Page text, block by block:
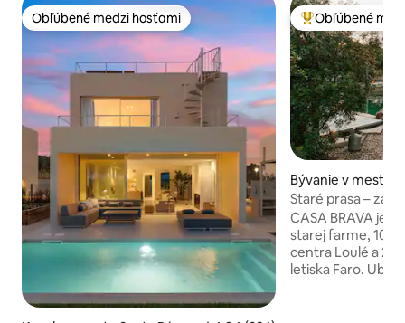
Obľúbené medzi hosťami
Obľúbené medzi hosťami Najobľúbenejšie
Obľúbené
Bývanie v meste
Staré prasa –
výhľad na bazén
CASA BRAVA je
starej farme, 10
centra Loulé a 20
letiska Faro.